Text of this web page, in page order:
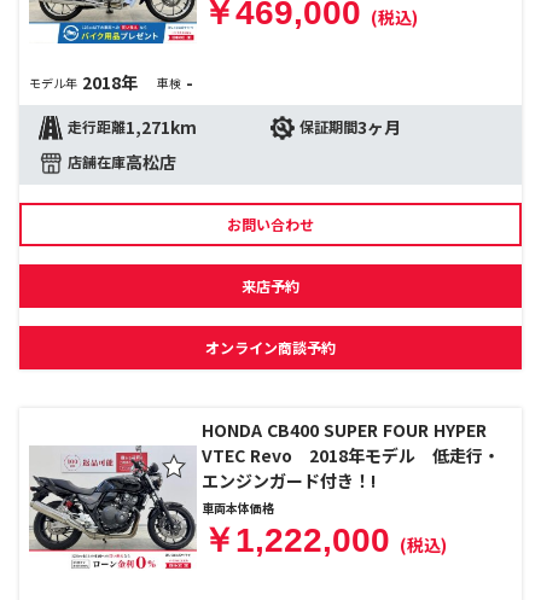
￥469,000 (税込)
モデル年 2018年 車検 -
走行距離1,271km 保証期間3ヶ月
店舗在庫高松店
お問い合わせ
来店予約
オンライン商談予約
HONDA CB400 SUPER FOUR HYPER
VTEC Revo 2018年モデル 低走行・
エンジンガード付き！!
車両本体価格
￥1,222,000 (税込)